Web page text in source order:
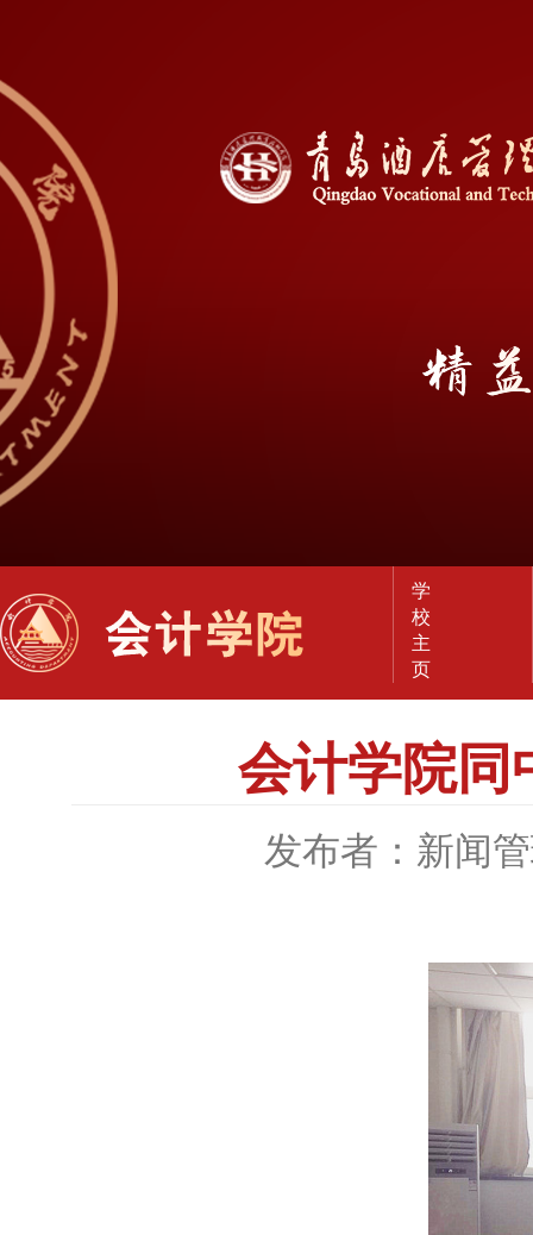
学
校
主
页
会计学院同
发布者：新闻